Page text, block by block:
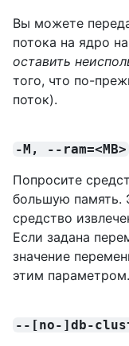
Вы можете
потока на ядро
оставить
того, что по-
поток).
-M, --ram=<MB>
Попросите
большую память.
средство
Если задана
значение
этим параметром.
--[no-]db-